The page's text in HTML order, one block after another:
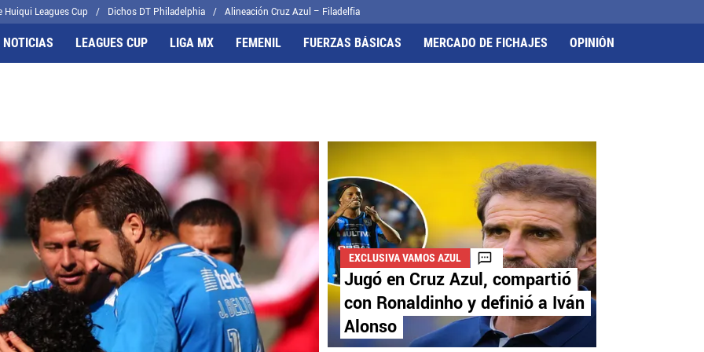
Huiqui Leagues Cup Dichos DT Philadelphia Alineación Cruz Azul – Filadelfia
LEAGUES CUP LIGA MX FEMENIL FUERZAS BÁSICAS MERCADO DE FICHAJES OPINIÓN
Erik Lira
Charly Rodríguez
EXCLUSIVA VAMOS AZUL
Jugó en Cruz Azul, compartió
con Ronaldinho y definió a Iván
Alonso